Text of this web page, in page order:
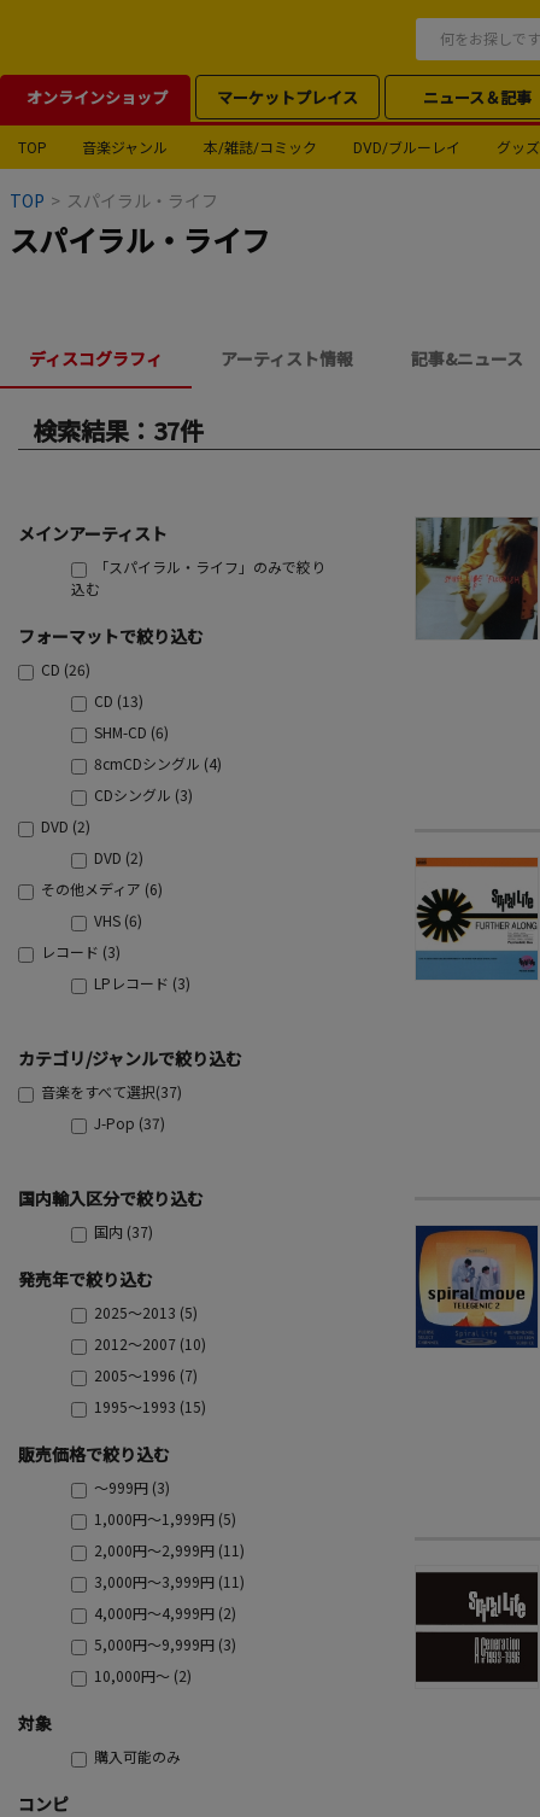
オンラインショップ マーケットプレイス ニュース＆記事
TOP 音楽ジャンル 本/雑誌/コミック DVD/ブルーレイ グッズ
TOP > スパイラル・ライフ
スパイラル・ライフ
ディスコグラフィ アーティスト情報 記事&ニュース
検索結果：37件
メインアーティスト
「スパイラル・ライフ」のみで絞り
込む
フォーマットで絞り込む
CD (26)
CD (13)
SHM-CD (6)
8cmCDシングル (4)
CDシングル (3)
DVD (2)
DVD (2)
その他メディア (6)
VHS (6)
レコード (3)
LPレコード (3)
カテゴリ/ジャンルで絞り込む
音楽をすべて選択(37)
J-Pop (37)
国内輸入区分で絞り込む
国内 (37)
発売年で絞り込む
2025～2013 (5)
2012～2007 (10)
2005～1996 (7)
1995～1993 (15)
販売価格で絞り込む
～999円 (3)
1,000円～1,999円 (5)
2,000円～2,999円 (11)
3,000円～3,999円 (11)
4,000円～4,999円 (2)
5,000円～9,999円 (3)
10,000円～ (2)
対象
購入可能のみ
コンピ